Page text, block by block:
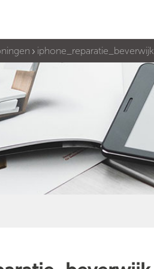
iphone_reparatie_beverwijk